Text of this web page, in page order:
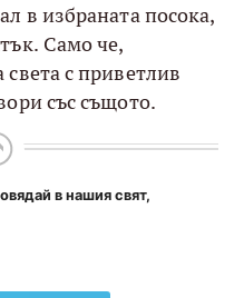
в избраната посока,
Само че,
с приветлив
със същото.
в нашия свят,